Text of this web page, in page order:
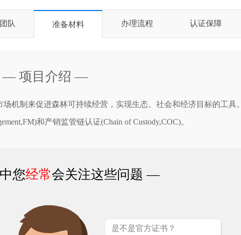
队 准备材料 办理流程 认证保障
— 项目介绍 —
机制来促进森林可持续经营，实现生态、社会和经济目标的工具。
和产销监管链认证(Chain of Custody,COC)。
您经常会关注这些问题 —
是不是官方证书？